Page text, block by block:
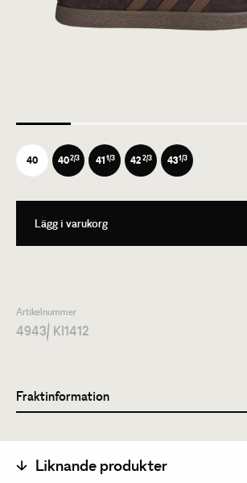
40 402/3 41 1/3 42 2/3 431/3
Lägg i varukorg
Artikelnummer
4943/ KI1412
Fraktinformation
Liknande produkter